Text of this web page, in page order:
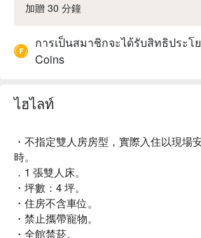
加贈 30 分鐘
การเป็นสมาชิกจะได้รับสิทธิประโ
Coins
ไฮไลท์
・不指定雙人房房型，實際入住以現場
時。
．1 張雙人床。
・坪數：4 坪。
・住房不含車位。
・禁止攜帶寵物。
・全館禁菸。